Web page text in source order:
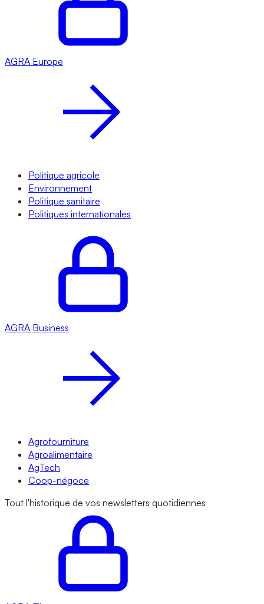
AGRA Europe
Politique agricole
Environnement
Politique sanitaire
Politiques internationales
AGRA Business
Agrofourniture
Agroalimentaire
AgTech
Coop-négoce
Tout l'historique de vos newsletters quotidiennes